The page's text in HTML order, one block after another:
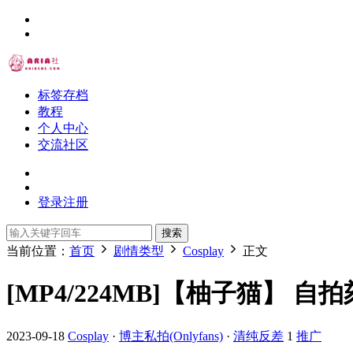
标签存档
教程
个人中心
交流社区
登录注册
搜索
当前位置： 首页 剧情类型 Cosplay 正文
[MP4/224MB]【柚子猫】 自拍
2023-09-18 Cosplay · 博主私拍(Onlyfans) · 清纯反差 1 推广